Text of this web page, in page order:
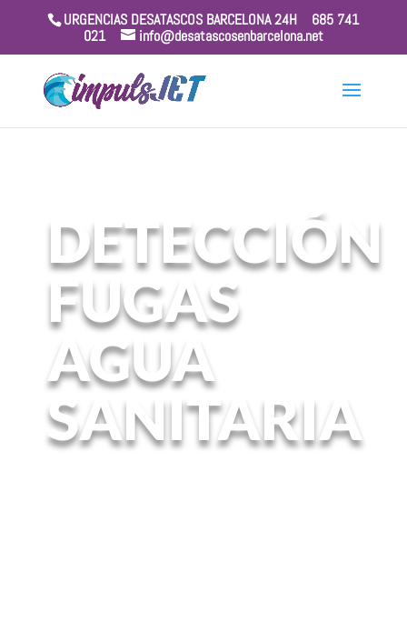
URGENCIAS DESATASCOS BARCELONA 24H 685 741
021
info@desatascosenbarcelona.net
DETECCIÓN
FUGAS
AGUA
SANITARIA